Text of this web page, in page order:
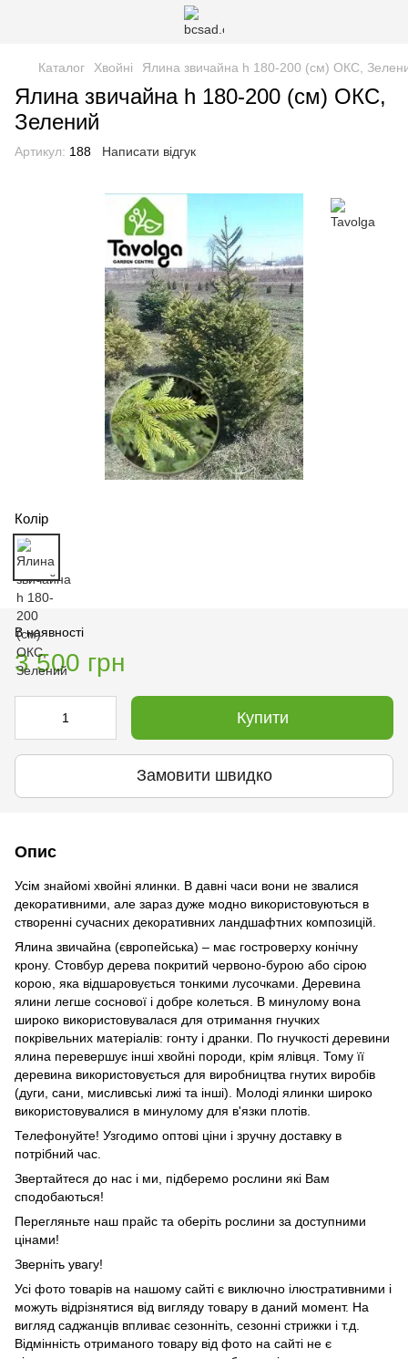
Каталог Хвойні Ялина звичайна h 180-200 (см) ОКС,
Ялина звичайна h 180-200 (см) ОКС,
Зелений
Артикул: 188 Написати відгук
Колір
В наявності
3 500 грн
Купити
Замовити швидко
Опис
Усім знайомі хвойні ялинки. В давні часи вони не звалися
декоративними, але зараз дуже модно використовуються в
створенні сучасних декоративних ландшафтних композицій.
Ялина звичайна (європейська) – має гостроверху конічну
крону. Стовбур дерева покритий червоно-бурою або сірою
корою, яка відшаровується тонкими лусочками. Деревина
ялини легше соснової і добре колеться. В минулому вона
широко використовувалася для отримання гнучких
покрівельних матеріалів: гонту і дранки. По гнучкості деревини
ялина перевершує інші хвойні породи, крім ялівця. Тому її
деревина використовується для виробництва гнутих виробів
(дуги, сани, мисливські лижі та інші). Молоді ялинки широко
використовувалися в минулому для в'язки плотів.
Телефонуйте! Узгодимо оптові ціни і зручну доставку в
потрібний час.
Звертайтеся до нас і ми, підберемо рослини які Вам
сподобаються!
Перегляньте наш прайс та оберіть рослини за доступними
цінами!
Зверніть увагу!
Усі фото товарів на нашому сайті є виключно ілюстративними і
можуть відрізнятися від вигляду товару в даний момент. На
вигляд саджанців впливає сезонніть, сезонні стрижки і т.д.
Відмінність отриманого товару від фото на сайті не є